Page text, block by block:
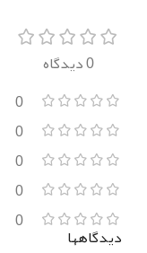
0 دیدگاه
0
0
0
0
0
دیدگاهها